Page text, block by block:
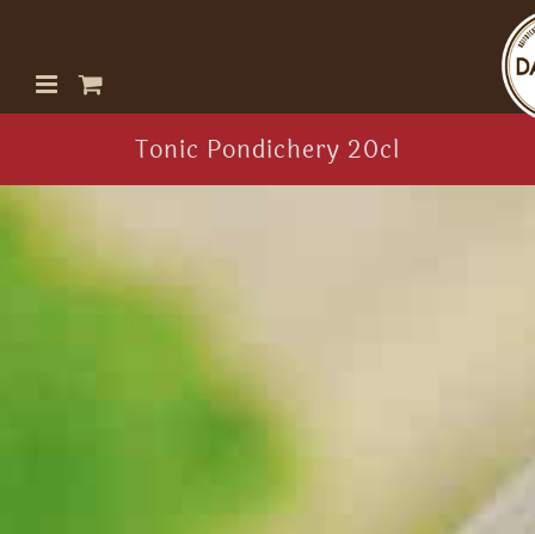
contenu
Tonic Pondichery 20cl